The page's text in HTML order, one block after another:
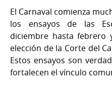
El Carnaval comienza
los ensayos de las
diciembre hasta febrero
elección de la Corte del
Estos ensayos son
fortalecen el vínculo